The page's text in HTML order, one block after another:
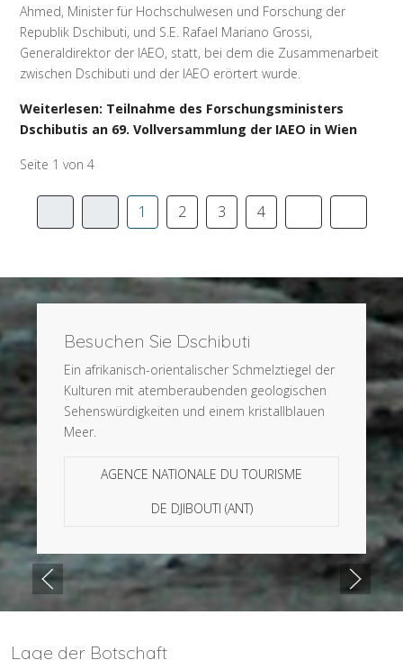
Ahmed, Minister für Hochschulwesen und Forschung der
Republik Dschibuti, und S.E. Rafael Mariano Grossi,
Generaldirektor der IAEO, statt, bei dem die Zusammenarbeit
zwischen Dschibuti und der IAEO erörtert wurde.
Weiterlesen: Teilnahme des Forschungsministers
Dschibutis an 69. Vollversammlung der IAEO in Wien
Seite 1 von 4
1 2 3 4
Besuchen Sie Dschibuti
Ein afrikanisch-orientalischer Schmelztiegel der
Kulturen mit atemberaubenden geologischen
Sehenswürdigkeiten und einem kristallblauen
Meer.
AGENCE NATIONALE DU TOURISME
DE DJIBOUTI (ANT)
Lage der Botschaft